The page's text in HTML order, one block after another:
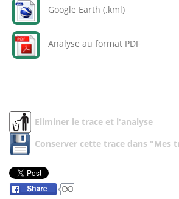
Google Earth (.kml)
Analyse au format PDF
Eliminer le trace et l'analyse
Conserver cette trace dans "Mes